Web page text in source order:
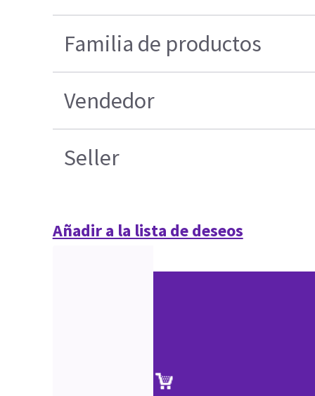
Familia de productos
Vendedor
Seller
Añadir a la lista de deseos